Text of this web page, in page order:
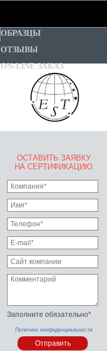
ОБРАЗЦЫ
ОТЗЫВЫ
ON-LINE ЗАКАЗ
ОСТАВИТЬ ЗАЯВКУ
НА СЕРТИФИКАЦИЮ
Заполните обязательно*
Политика конфиденциальности